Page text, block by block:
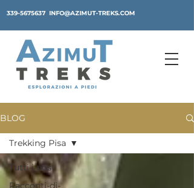
339-5675637 INFO@AZIMUT-TREKS.COM
BLOG
Tutti i post
Racconti-di-
Trekking Pisa